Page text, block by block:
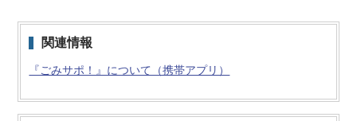
関連情報
『ごみサポ！』について（携帯アプリ）